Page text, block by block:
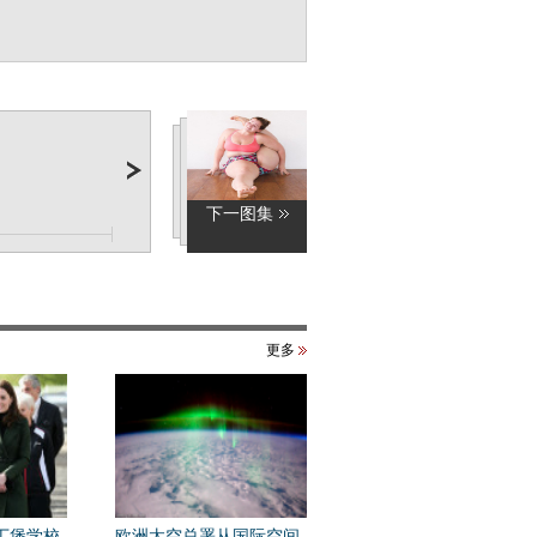
下一图集
更多